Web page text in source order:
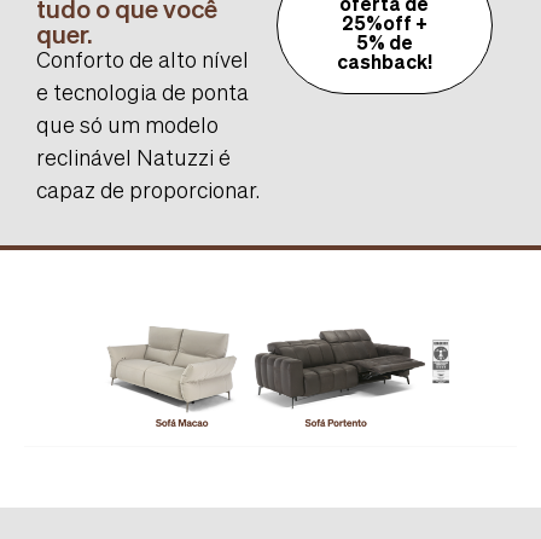
tudo o que você
quer.
Conforto de alto nível
e tecnologia de ponta
que só um modelo
reclinável Natuzzi é
capaz de proporcionar.
oferta de
25%off +
5% de
cashback!